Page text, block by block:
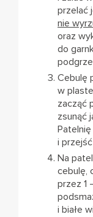
przelać
nie
oraz
do
Cebulę
w
zacząć
zsunąć
i
Na
cebulę,
przez 1
i białe